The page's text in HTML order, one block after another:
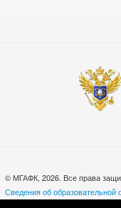
© МГАФК, 2026. Все права
Сведения об образовательной